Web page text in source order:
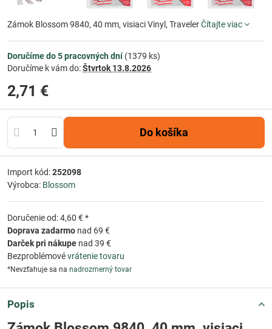
Zámok Blossom 9840, 40 mm, visiaci Vinyl, TravelerČítajte viac
Doručíme do 5 pracovných dní(1379 ks)
Doručíme k vám do:Štvrtok 13.8.2026
2,71 €
Do košíka
Import kód:252098
Výrobca: Blossom
Doručenie od: 4,60 € *
Doprava zadarmo nad 69 €
Darček pri nákupe nad 39 €
Bezproblémovévrátenie tovaru
*Nevzťahuje sa na nadrozmerný tovar
Popis